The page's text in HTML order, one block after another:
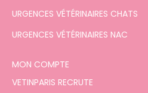
URGENCES VÉTÉRINAIRES CHATS
URGENCES VÉTÉRINAIRES NAC
MON COMPTE
VETINPARIS RECRUTE